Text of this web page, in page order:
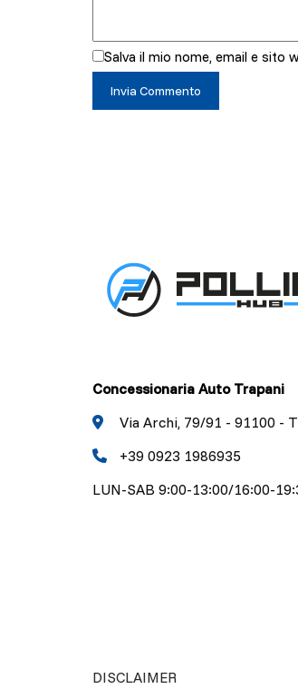
Salva il mio nome, email e sito
Concessionaria Auto Trapani
Via Archi, 79/91 - 91100 -
+39 0923 1986935
LUN-SAB 9:00-13:00/16:00-
DISCLAIMER